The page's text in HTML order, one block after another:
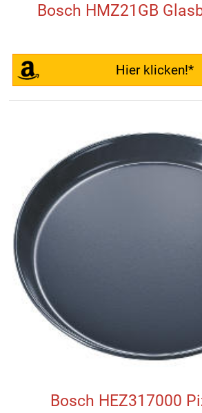
Bosch HMZ21GB
Hier klicken!*
Bosch HEZ317000